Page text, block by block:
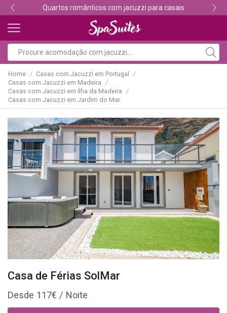
Quartos românticos com jacuzzi para casais
Home / Casas com Jacuzzi em Portugal /
Casas com Jacuzzi em Madeira /
Casas com Jacuzzi em Ilha da Madeira /
Casas com Jacuzzi em Jardim do Mar
Casa de Férias SolMar
117€